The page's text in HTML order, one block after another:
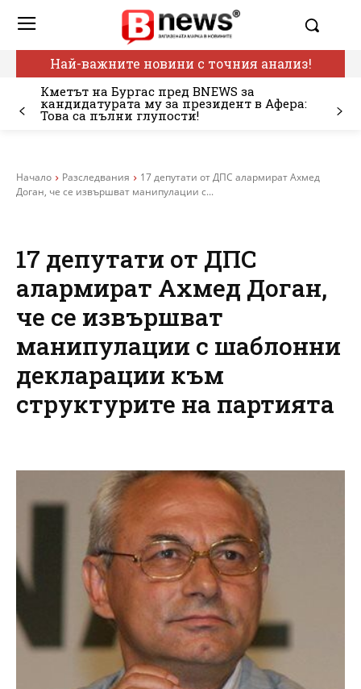
Най-важните новини с точния анализ!
Кметът на Бургас пред BNEWS за
кандидатурата му за президент в Афера:
Това са пълни глупости!
Начало Разследвания
17 депутати от ДПС алармират Ахмед
Доган, че се извършват манипулации с...
17 депутати от ДПС
алармират Ахмед Доган,
че се извършват
манипулации с шаблонни
декларации към
структурите на партията